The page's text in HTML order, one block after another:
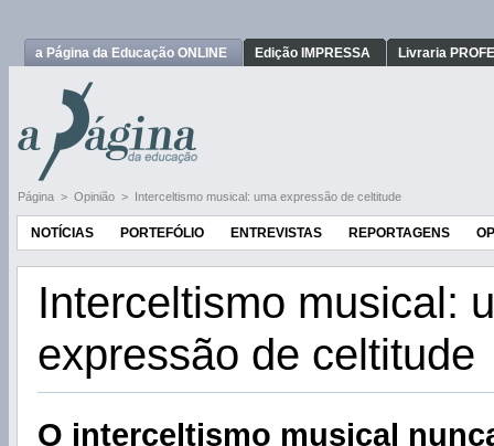
a Página da Educação ONLINE Edição IMPRESSA Livraria
Página > Opinião > Interceltismo musical: uma expressão de celtitude
NOTÍCIAS PORTEFÓLIO ENTREVISTAS REPORTAGENS
Interceltismo musical:
expressão de celtitude
O interceltismo musical